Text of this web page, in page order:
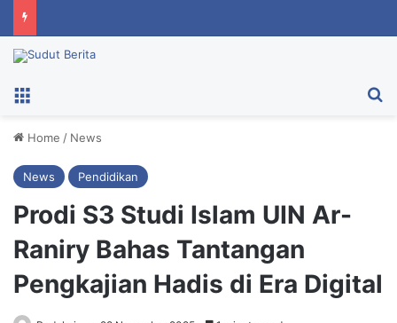
Home / News
News Pendidikan
Prodi S3 Studi Islam UIN Ar-
Raniry Bahas Tantangan
Pengkajian Hadis di Era Digital
Kuliah umum bertema “Pengkajian Hadis dan Isu Kontemporer dalam Era